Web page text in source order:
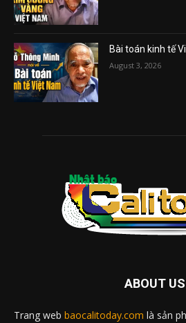
Bài toán kinh tế
August 3, 2026
ABOUT US
Trang web baocalitoday.com là sản